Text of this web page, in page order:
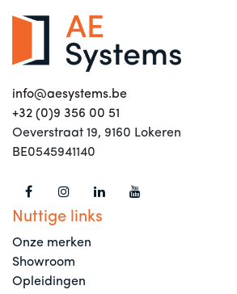
info@aesystems.be
+32 (0)9 356 00 51
Oeverstraat 19, 9160 Lokeren
BE0545941140
Nuttige links
Onze merken
Showroom
Opleidingen